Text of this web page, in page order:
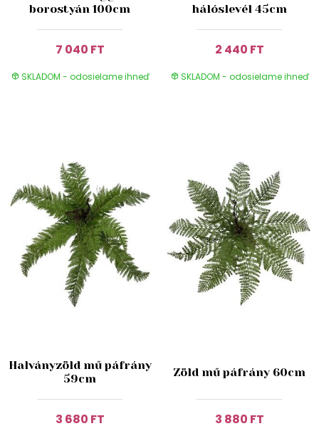
borostyán 100cm
7 040 FT
SKLADOM - odosielame ihneď
hálóslevél 45cm
2 440 FT
SKLADOM - odosielame ihneď
Halványzöld mű páfrány
59cm
3 680 FT
Zöld mű páfrány 60cm
3 880 FT